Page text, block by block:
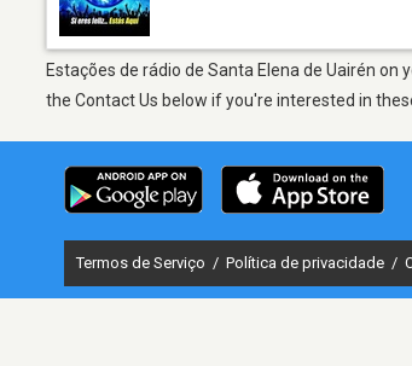
Estações de rádio de Santa Elena de Uairén on
the Contact Us below if you're interested in
Termos de Serviço / Política de privacidade /